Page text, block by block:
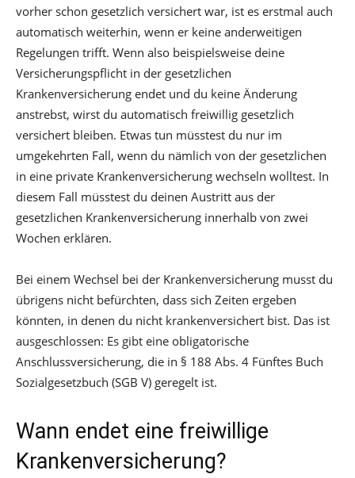
vorher schon gesetzlich versichert war, ist es erstmal auch
automatisch weiterhin, wenn er keine anderweitigen
Regelungen trifft. Wenn also beispielsweise deine
Versicherungspflicht in der gesetzlichen
Krankenversicherung endet und du keine Änderung
anstrebst, wirst du automatisch freiwillig gesetzlich
versichert bleiben. Etwas tun müsstest du nur im
umgekehrten Fall, wenn du nämlich von der gesetzlichen
in eine private Krankenversicherung wechseln wolltest. In
diesem Fall müsstest du deinen Austritt aus der
gesetzlichen Krankenversicherung innerhalb von zwei
Wochen erklären.
Bei einem Wechsel bei der Krankenversicherung musst du
übrigens nicht befürchten, dass sich Zeiten ergeben
könnten, in denen du nicht krankenversichert bist. Das ist
ausgeschlossen: Es gibt eine obligatorische
Anschlussversicherung, die in § 188 Abs. 4 Fünftes Buch
Sozialgesetzbuch (SGB V) geregelt ist.
Wann endet eine freiwillige
Krankenversicherung?